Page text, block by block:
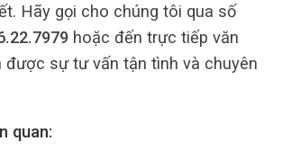
Hãy gọi cho chúng tôi qua số
hoặc đến trực tiếp văn
được sự tư vấn tận tình và chuyên
quan: